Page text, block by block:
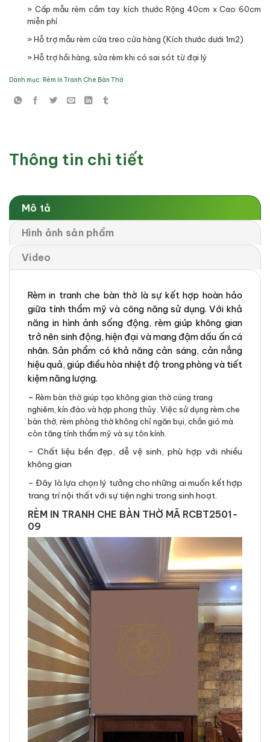
» Cấp mẫu rèm cầm tay kích thước Rộng 40cm x Cao 60cm
miễn phí
» Hỗ trợ mẫu rèm cửa treo cửa hàng (Kích thước dưới 1m2)
» Hỗ trợ hồi hàng, sửa rèm khi có sai sót từ đại lý
Danh mục: Rèm In Tranh Che Bàn Thờ
Thông tin chi tiết
Mô tả
Hình ảnh sản phẩm
Video
Rèm in tranh che bàn thờ là sự kết hợp hoàn hảo
giữa tính thẩm mỹ và công năng sử dụng. Với khả
năng in hình ảnh sống động, rèm giúp không gian
trở nên sinh động, hiện đại và mang đậm dấu ấn cá
nhân. Sản phẩm có khả năng cản sáng, cản nắng
hiệu quả, giúp điều hòa nhiệt độ trong phòng và tiết
kiệm năng lượng.
– Rèm bàn thờ giúp tạo không gian thờ cúng trang
nghiêm, kín đáo và hợp phong thủy. Việc sử dụng rèm che
bàn thờ, rèm phòng thờ không chỉ ngăn bụi, chắn gió mà
còn tăng tính thẩm mỹ và sự tôn kính.
– Chất liệu bền đẹp, dễ vệ sinh, phù hợp với nhiều
không gian
– Đây là lựa chọn lý tưởng cho những ai muốn kết hợp
trang trí nội thất với sự tiện nghi trong sinh hoạt.
RÈM IN TRANH CHE BÀN THỜ MÃ RCBT2501-
09